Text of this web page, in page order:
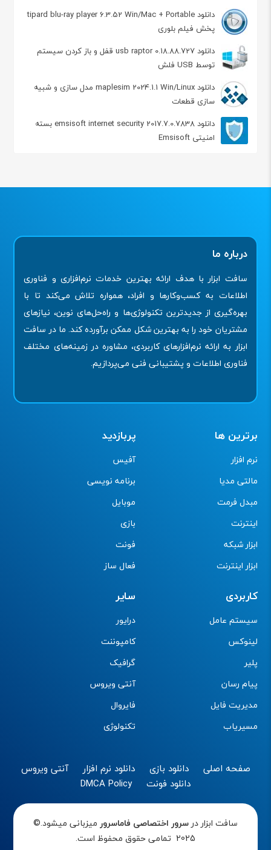
دانلود tipard blu-ray player 6.3.52 Win/Mac + Portable
پخش فیلم بلوری
دانلود usb raptor 0.18.88.727 قفل و باز کردن سیستم
توسط USB فلش
دانلود maplesim 2024.1.1 Win/Linux مدل سازی و شبیه
سازی قطعات
دانلود emsisoft internet security 2017.7.0.7838 بسته
امنیتی Emsisoft
درباره ما
سافت ابزار با هدف ارائه بهترین خدمات نرم‌افزاری و فناوری
اطلاعات به کسب‌وکارها و افراد، همواره تلاش می‌کند تا با
بهره‌گیری از جدیدترین تکنولوژی‌ها و راه‌حل‌های نوین، نیازهای
مشتریان خود را به بهترین شکل ممکن برآورده کند. ما در سافت
ابزار به ارائه نرم‌افزارهای کاربردی، مشاوره در زمینه‌های مختلف
فناوری اطلاعات و پشتیبانی فنی می‌پردازیم.
برترین ها
نرم افزار
مالتی مدیا
مبدل فرمت
اینترنت
ابزار شبکه
ابزار اینترنت
پربازدید
آفیس
برنامه نویسی
موبایل
بازی
فونت
فعال ساز
کاربردی
سیستم عامل
لینوکس
پلیر
پیام رسان
مدیریت فایل
مسیریاب
سایر
درایور
کامپوننت
گرافیک
آنتی ویروس
فایروال
تکنولوژی
صفحه اصلی دانلود بازی دانلود نرم افزار
آنتی ویروس
دانلود فونت
DMCA Policy
سافت ابزار درسرور اختصاصی فاماسرور میزبانی میشود.©
2025 تمامی حقوق محفوظ است.